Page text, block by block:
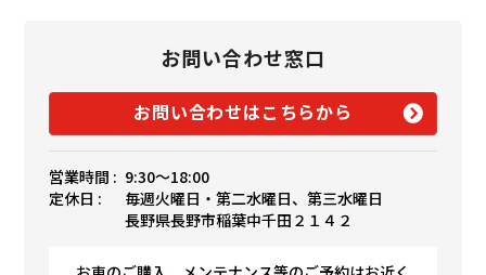
お問い合わせ窓口
お問い合わせはこちらから
営業時間 : 9:30〜18:00
定休日 :
毎週火曜日・第二水曜日、第三水曜日
長野県長野市稲葉中千田２１４２